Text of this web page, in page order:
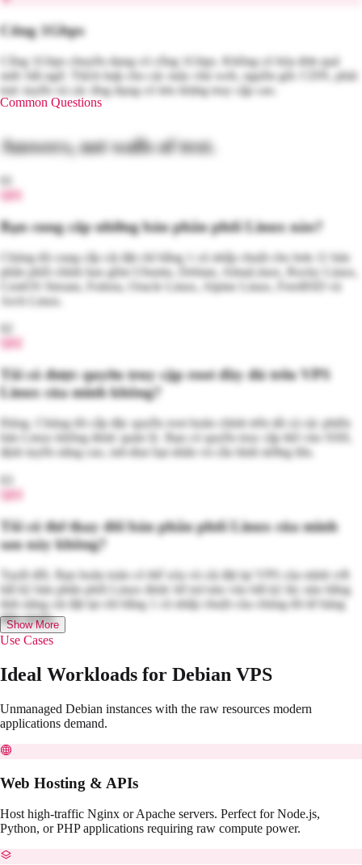
Cổng 1Gbps
Cổng 1Gbps chuyên dụng có cổng 1Gbps. Không có hóa đơn quá
mức bất ngờ. Thích hợp cho các máy chủ web, nguồn gốc CDN, phát
trực tuyến và các ứng dụng có lưu lượng truy cập cao.
Common Questions
Answers, not walls of text.
Q01
Bạn cung cấp những bản phân phối Linux nào?
Chúng tôi cung cấp cài đặt chỉ bằng 1 cú nhấp chuột cho hơn 11 bản
phân phối chính bao gồm Ubuntu, Debian, AlmaLinux, Rocky Linux,
CentOS Stream, Fedora, Oracle Linux, Alpine Linux, FreeBSD và
Arch Linux.
Q02
Tôi có được quyền truy cập root đầy đủ trên VPS
Linux của mình không?
Đúng. Chúng tôi cấp đặc quyền root hoàn chỉnh trên tất cả các phiên
bản Linux không được quản lý. Bạn có quyền truy cập thô vào SSH,
định tuyến nâng cao, mô-đun hạt nhân và cấu hình tường lửa.
Q03
Tôi có thể thay đổi bản phân phối Linux của mình
sau này không?
Tuyệt đối. Bạn hoàn toàn có thể xóa và cài đặt lại VPS của mình với
bất kỳ bản phân phối Linux được hỗ trợ nào vào bất kỳ lúc nào bằng
tính năng cài đặt lại chỉ bằng 1 cú nhấp chuột của chúng tôi từ bảng
điều khiển.
Show More
Use Cases
Ideal Workloads for Debian VPS
Unmanaged Debian instances with the raw resources modern
applications demand.
Web Hosting & APIs
Host high-traffic Nginx or Apache servers. Perfect for Node.js,
Python, or PHP applications requiring raw compute power.